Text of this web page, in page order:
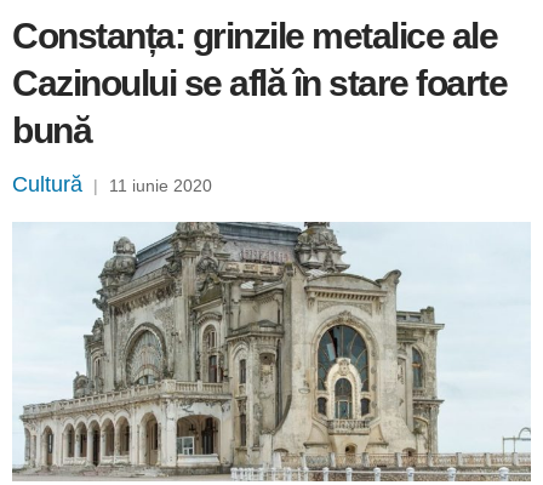
Constanța: grinzile metalice ale
Cazinoului se află în stare foarte
bună
Cultură | 11 iunie 2020